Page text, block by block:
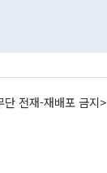
전재-재배포 금지>